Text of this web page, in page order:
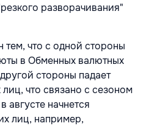
разворачивания"
тем, что с одной стороны
в Обменных валютных
стороны падает
что связано с сезоном
августе начнется
лиц, например,